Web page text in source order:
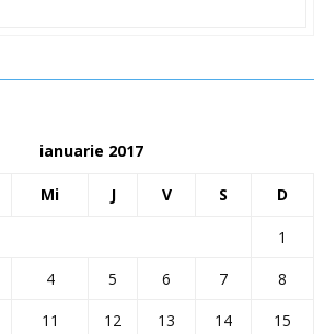
ianuarie 2017
Mi J V S D
1
4 5 6 7
8
11 12 13 14
15